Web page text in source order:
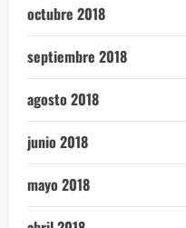
octubre 2018
septiembre 2018
agosto 2018
junio 2018
mayo 2018